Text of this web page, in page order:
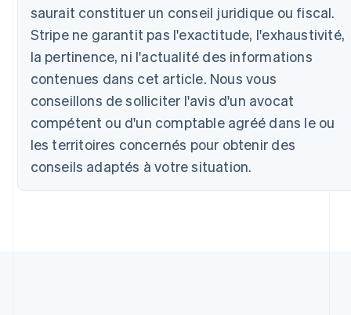
saurait constituer un conseil juridique ou fiscal.
Stripe ne garantit pas l'exactitude, l'exhaustivité,
la pertinence, ni l'actualité des informations
contenues dans cet article. Nous vous
conseillons de solliciter l'avis d'un avocat
compétent ou d'un comptable agréé dans le ou
les territoires concernés pour obtenir des
conseils adaptés à votre situation.
Autriche
Belgique
NederlandsFrançaisDeutschEnglish
Brésil
Português English
Bulgarie
English
Canada
English Français
Chine continentale